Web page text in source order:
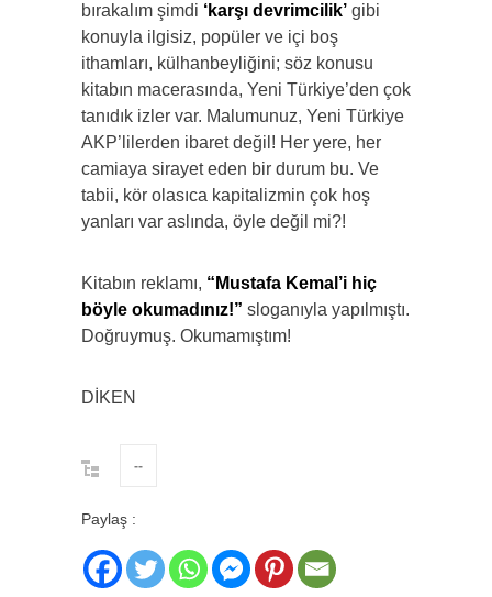
bırakalım şimdi ‘karşı devrimcilik’ gibi
konuyla ilgisiz, popüler ve içi boş
ithamları, külhanbeyliğini; söz konusu
kitabın macerasında, Yeni Türkiye’den çok
tanıdık izler var. Malumunuz, Yeni Türkiye
AKP’lilerden ibaret değil! Her yere, her
camiaya sirayet eden bir durum bu. Ve
tabii, kör olasıca kapitalizmin çok hoş
yanları var aslında, öyle değil mi?!
Kitabın reklamı, “Mustafa Kemal’i hiç
böyle okumadınız!” sloganıyla yapılmıştı.
Doğruymuş. Okumamıştım!
DİKEN
--
Paylaş :